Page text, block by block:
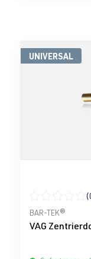
UNIVERSAL
BAR-TEK®
VAG